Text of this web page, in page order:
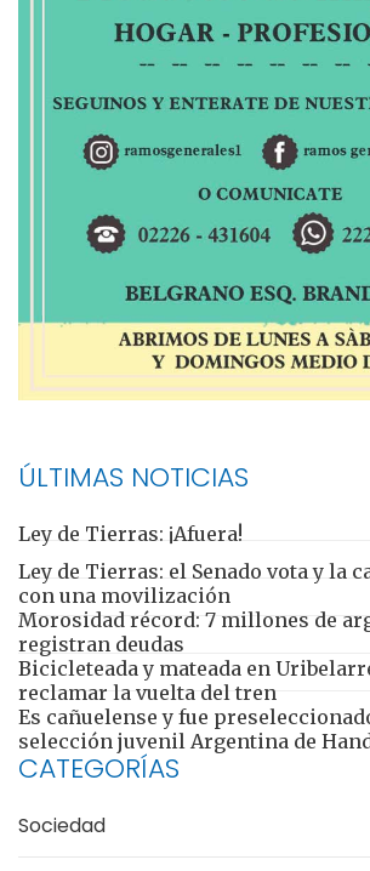
ÚLTIMAS NOTICIAS
Ley de Tierras: ¡Afuera!
Ley de Tierras: el Senado vota y la
con una movilización
Morosidad récord: 7 millones de
registran deudas
Bicicleteada y mateada en
reclamar la vuelta del tren
Es cañuelense y fue
selección juvenil Argentina de
CATEGORÍAS
Sociedad